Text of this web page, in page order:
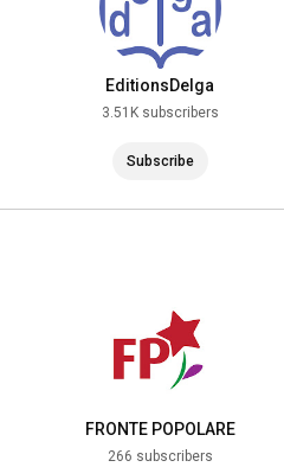
EditionsDelga
3.51K subscribers
Subscribe
FRONTE POPOLARE
266 subscribers